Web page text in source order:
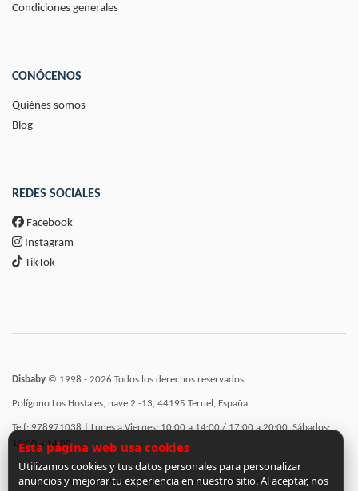
Condiciones generales
CONÓCENOS
Quiénes somos
Blog
REDES SOCIALES
Facebook
Instagram
TikTok
Disbaby © 1998 - 2026 Todos los derechos reservados.
Polígono Los Hostales, nave 2 -13, 44195 Teruel, España
Telf: 978971038 | Lunes a Viernes: 10:00 a 14:00 / 17:00 a 20:00, Sábados:
10:00 a 14:00
Incorporación de funcionalidades semánticas a la web subvencionadas por:
Esta página web usa cookies
Utilizamos cookies y tus datos personales para personalizar
anuncios y mejorar tu experiencia en nuestro sitio. Al aceptar, nos